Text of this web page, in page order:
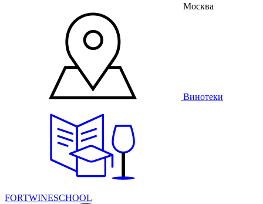
Москва
Винотеки
FORTWINESCHOOL